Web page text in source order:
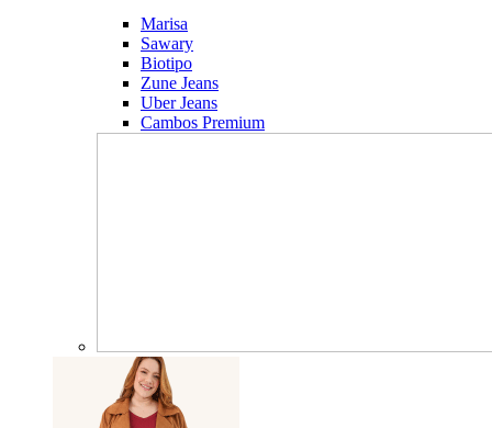
Marisa
Sawary
Biotipo
Zune Jeans
Uber Jeans
Cambos Premium